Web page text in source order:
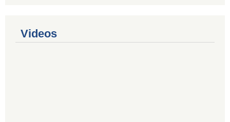
Videos